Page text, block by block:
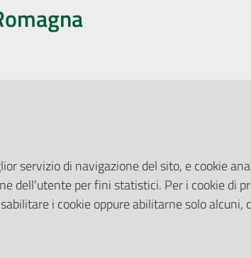
legale
Pretorio
Policy
Misure PNRR
Gare e
Richiesta
servizio di navigazione del sito, e cookie
dell'utente per fini statistici. Per i cookie di
i cookie oppure abilitarne solo alcuni,